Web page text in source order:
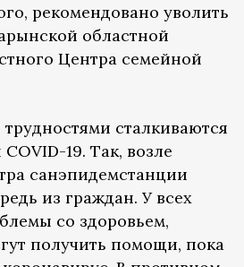
рекомендовано уволить
областной
Центра семейной
сталкиваются
19. Так, возле
санэпидемстанции
из граждан. У всех
со здоровьем,
получить помощи, пока